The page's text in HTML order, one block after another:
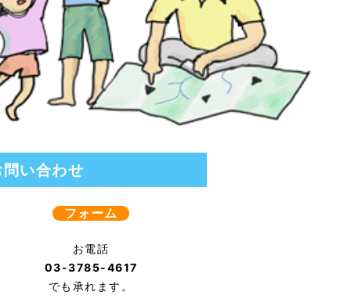
問い合わせ
フォーム
お電話
03-3785-4617
でも承れます。